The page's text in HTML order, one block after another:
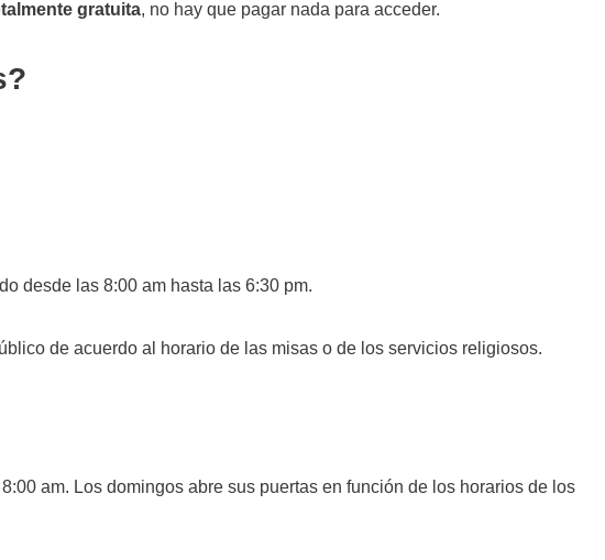
gratuita, no hay que pagar nada para acceder.
desde las 8:00 am hasta las 6:30 pm.
de acuerdo al horario de las misas o de los servicios religiosos.
am. Los domingos abre sus puertas en función de los horarios de los